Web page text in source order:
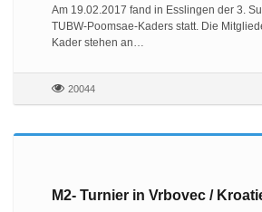
Am 19.02.2017 fand in Esslingen der 3.
TUBW-Poomsae-Kaders statt. Die
Kader stehen an…
20044
M2- Turnier in Vrbovec /